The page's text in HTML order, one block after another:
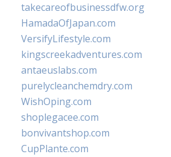
takecareofbusinessdfw.org
HamadaOfJapan.com
VersifyLifestyle.com
kingscreekadventures.com
antaeuslabs.com
purelycleanchemdry.com
WishOping.com
shoplegacee.com
bonvivantshop.com
CupPlante.com